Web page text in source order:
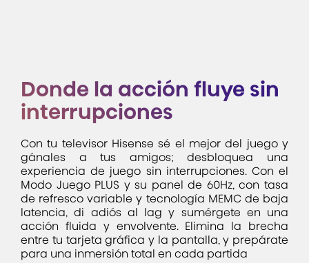
Donde la acción fluye sin
interrupciones
Con tu televisor Hisense sé el mejor del juego y
gánales a tus amigos; desbloquea una
experiencia de juego sin interrupciones. Con el
Modo Juego PLUS y su panel de 60Hz, con tasa
de refresco variable y tecnología MEMC de baja
latencia, di adiós al lag y sumérgete en una
acción fluida y envolvente. Elimina la brecha
entre tu tarjeta gráfica y la pantalla, y prepárate
para una inmersión total en cada partida